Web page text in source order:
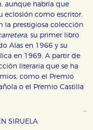
aunque habría que
eclosión como escritor.
la prestigiosa colección
, su primer libro
Alas en 1966 y su
en 1969. A partir de
literaria que se ha
como el Premio
o el Premio Castilla
SIRUELA
COOKIES
TODO
que nuestro sitio